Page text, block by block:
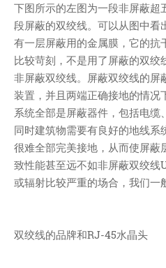
下图所示的左图为一段非屏蔽超
段屏蔽的双绞线。可以从图中看
有一层屏蔽用的金属膜，它的抗
比较苛刻，不是用了屏蔽的双
非屏蔽双绞线。屏蔽双绞线的屏
装置，并且两端正确接地的情况
系统全部是屏蔽器件，包括电缆
同时建筑物需要有良好的地线系
很难全部完美接地，从而使屏蔽
致性能甚至远不如非屏蔽双绞线
或辐射比较严重的场合，我们一
双绞线的品牌和RJ-45水晶头